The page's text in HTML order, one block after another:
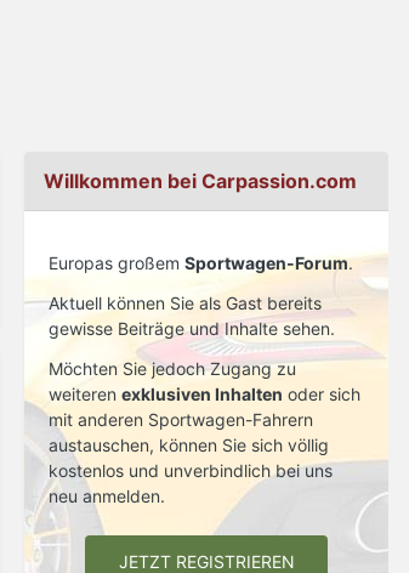
Willkommen bei Carpassion.com
Europas großem Sportwagen-Forum.
Aktuell können Sie als Gast bereits
gewisse Beiträge und Inhalte sehen.
Möchten Sie jedoch Zugang zu
weiteren exklusiven Inhalten oder sich
mit anderen Sportwagen-Fahrern
austauschen, können Sie sich völlig
kostenlos und unverbindlich bei uns
neu anmelden.
JETZT REGISTRIEREN